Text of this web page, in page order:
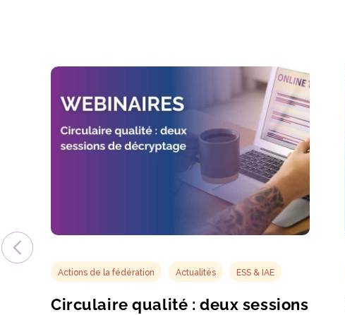
Actions de la fédération Actualités ESS & IAE
Circulaire qualité : deux sessions